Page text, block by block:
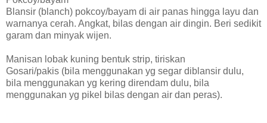
Blansir (blanch) pokcoy/bayam di air panas hingga layu dan
warnanya cerah. Angkat, bilas dengan air dingin. Beri sedikit
garam dan minyak wijen.
Manisan lobak kuning bentuk strip, tiriskan
Gosari/pakis (bila menggunakan yg segar diblansir dulu,
bila menggunakan yg kering direndam dulu, bila
menggunakan yg pikel bilas dengan air dan peras).